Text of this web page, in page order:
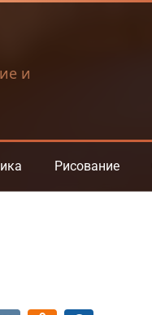
и
Рисование